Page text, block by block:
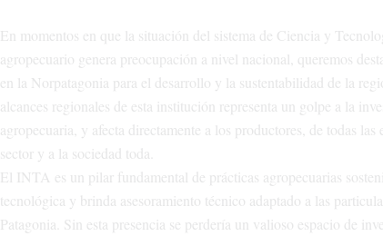
En momentos en que la situación del sistema de Ciencia y
agropecuario genera preocupación a nivel nacional, queremos
en la Norpatagonia para el desarrollo y la sustentabilidad de la
alcances regionales de esta institución representa un golpe a la
agropecuaria, y afecta directamente a los productores, de todas las
sector y a la sociedad toda.
El INTA es un pilar fundamental de prácticas agropecuarias
tecnológica y brinda asesoramiento técnico adaptado a las
Patagonia. Sin esta presencia se perdería un valioso espacio de